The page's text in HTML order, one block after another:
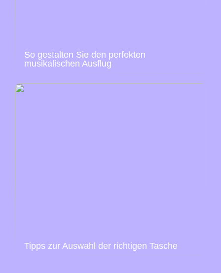
So gestalten Sie den perfekten
musikalischen Ausflug
Tipps zur Auswahl der richtigen Tasche